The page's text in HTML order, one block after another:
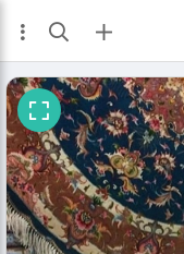
ثبت آگهی